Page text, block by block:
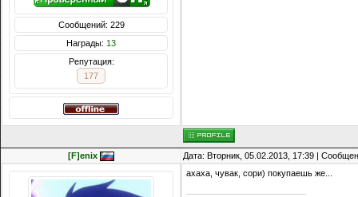
Сообщений: 229
Награды: 13
Репутация:
177
[F]enix Дата: Вторник, 05.02.2013, 17:39 |
ахаха, чувак, сори) покупаешь же...